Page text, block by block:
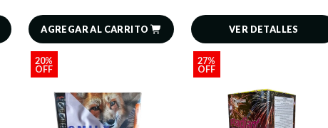
AGREGAR AL CARRITO VER DETALLES
20%
OFF
27%
OFF